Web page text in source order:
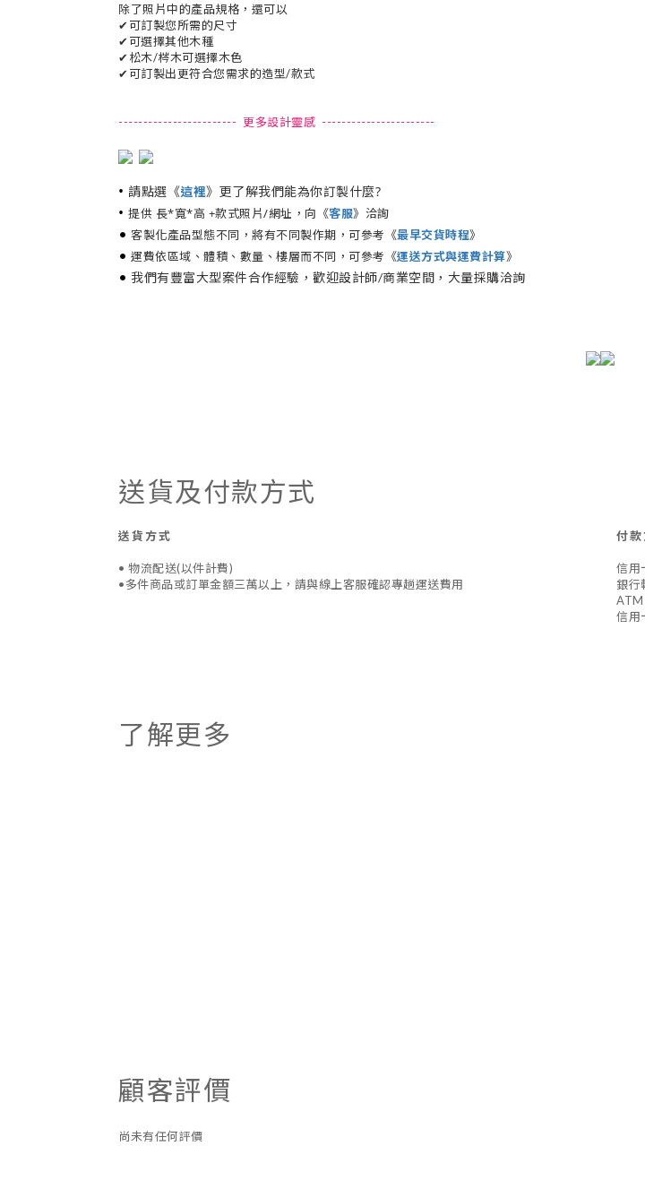
除了照片中的產品規格，還可以
✔可訂製您所需的尺寸
✔可選擇其他木種
✔松木/梣木可選擇木色
✔可訂製出更符合您需求的造型/款式
------------------------ 更多設計靈感 -----------------------
• 請點選《這裡》更了解我們能為你訂製什麼?
• 提供 長*寬*高 +款式照片/網址，向《客服》洽詢
• 客製化產品型態不同，將有不同製作期，可參考《最早交貨時程》
• 運費依區域、體積、數量、樓層而不同，可參考《運送方式與運費計算》
• 我們有豐富大型案件合作經驗，歡迎設計師/商業空間，大量採購洽詢
送貨及付款方式
送貨方式
• 物流配送(以件計費)
•多件商品或訂單金額三萬以上，請與線上客服確認專趟運送費用
付款
信用
銀行
ATM
信用
了解更多
顧客評價
尚未有任何評價